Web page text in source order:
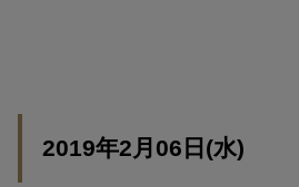
2019年2月06日(水)